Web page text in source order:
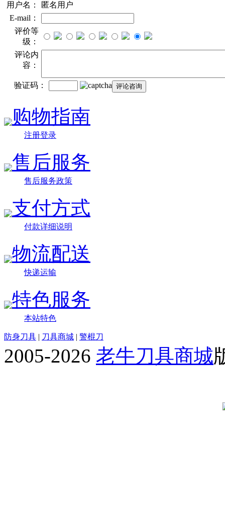
用户名：
匿名用户
E-mail：
评价等
级：
评论内
容：
验证码：
购物指南
注册登录
售后服务
售后服务政策
支付方式
付款详细说明
物流配送
快递运输
特色服务
本站特色
防身刀具 | 刀具商城 | 警棍刀
2005-2026 老牛刀具商城